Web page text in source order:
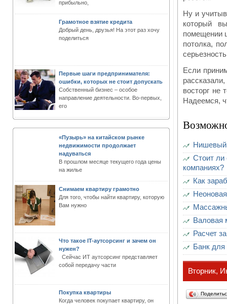
прибыльно,
Грамотное взятие кредита
Добрый день, друзья! На этот раз хочу
поделиться
Первые шаги предпринимателя:
ошибки, которых не стоит допускать
Собственный бизнес – особое
направление деятельности. Во-первых,
его
«Пузырь» на китайском рынке
недвижимости продолжает
надуваться
В прошлом месяце текущего года цены
на жилье
Снимаем квартиру грамотно
Для того, чтобы найти квартиру, которую
Вам нужно
Что такое IT-аутсорсинг и зачем он
нужен?
Сейчас ИТ аутсорсинг представляет
собой передачу части
Покупка квартиры
Когда человек покупает квартиру, он
Ну и
который
помещении
потолка,
Если
восторг не
Надеемся,
Нишевый
Стоит ли
компаниях?
Как
Валовая
Расчет
Банк для
Вторник,